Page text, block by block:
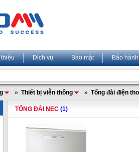
Dịch vụ Bảo mật Bảo hành
» Thiết bị viễn thông » Tổng đài điện
TỔNG ĐÀI NEC (1)